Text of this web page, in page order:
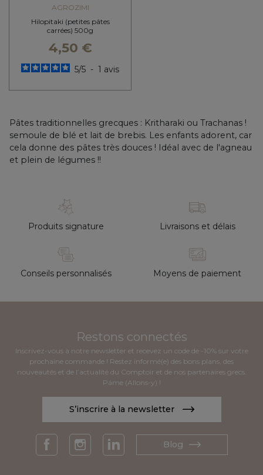
AGROZIMI
Hilopitaki (petites pâtes
carrées) 500g
4,50 €
5/5 - 1 avis
Pâtes traditionnelles grecques : Kritharaki ou Trachanas !
semoule de blé et lait de brebis. Les enfants adorent, car
cela donne des pâtes très douces ! Idéal avec de l'agneau
et plein de légumes !!
Produits signature Livraisons et délais
Conseils personnalisés Moyens de paiement
Restons connectés
Inscrivez-vous à notre newsletter et recevez un code de -10% sur votre
prochaine commande ! Restez informé(e) des bons plans, des
nouveautés et de l’actualité du Comptoir et de nos partenaires grecs.
Páme (Allons-y) !
S’inscrire à la newsletter
Blog